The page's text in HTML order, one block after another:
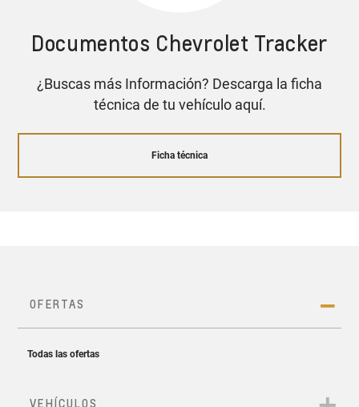
Clúster digital configurable de 8”.
*Aplica para la versión RS.
Neumáticos que responden
con agilidad en cada giro
Aire acondicionado digital
Cotiza tu Tracker
Documentos Chevrolet Tracker
¿Buscas más Información? Descarga la ficha
técnica de tu vehículo aquí.
Ficha técnica